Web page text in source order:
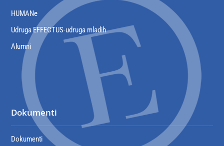
HUMANe
Udruga EFFECTUS-udruga mladih
Alumni
Dokumenti
Dokumenti